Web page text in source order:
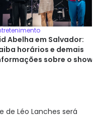
Abelha em Salvador:
horários e demais
sobre o show
de Léo Lanches será